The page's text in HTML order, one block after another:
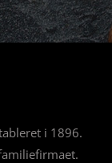
i 1896.